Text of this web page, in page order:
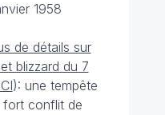
1958
de détails sur
blizzard du 7
): une tempête
fort conflit de